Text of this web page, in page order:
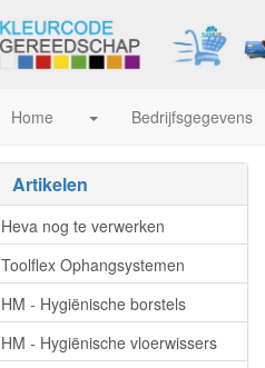
Home Bedrijfsgegevens
Artikelen
Heva nog te verwerken
Toolflex Ophangsystemen
HM - Hygiënische borstels
HM - Hygiënische vloerwissers